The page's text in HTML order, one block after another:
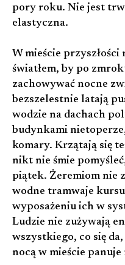
pory roku. Nie jest
elastyczna.
W mieście
światłem, by po
zachowywać nocne
bezszelestnie latają
wodzie na dachach
budynkami
komary. Krzątają się
nikt nie śmie
piątek. Żeremiom nie
wodne tramwaje
wyposażeniu ich w
Ludzie nie zużywają
wszystkiego, co się
nocą w mieście